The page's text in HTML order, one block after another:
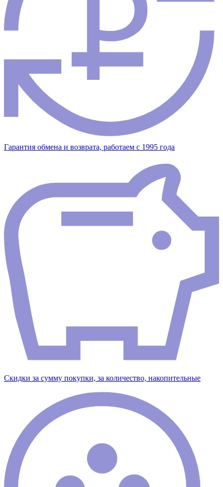
Гарантия обмена и возврата, работаем с 1995 года
Скидки за сумму покупки, за количество, накопительные